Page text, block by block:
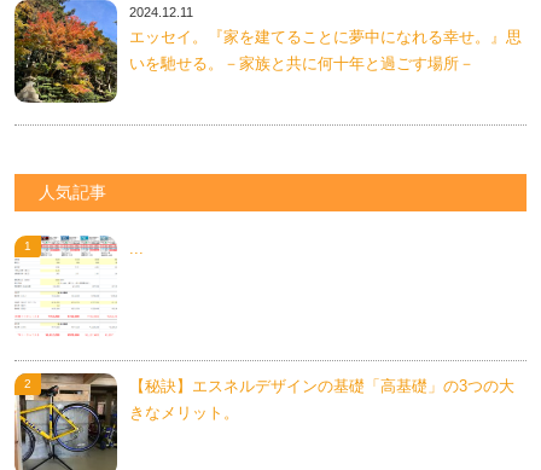
2024.12.11
エッセイ。『家を建てることに夢中になれる幸せ。』思
いを馳せる。－家族と共に何十年と過ごす場所－
人気記事
...
【秘訣】エスネルデザインの基礎「高基礎」の3つの大
きなメリット。